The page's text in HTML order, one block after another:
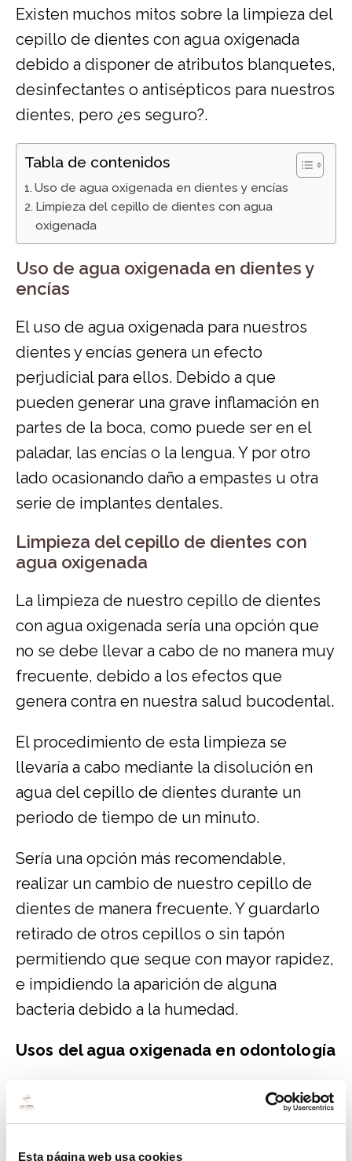
Esta página web usa cookies
Existen muchos mitos sobre la limpieza del
cepillo de dientes con agua oxigenada
debido a disponer de atributos blanquetes,
desinfectantes o antisépticos para nuestros
dientes, pero ¿es seguro?.
Tabla de contenidos
​Uso de agua oxigenada en dientes y encías
Limpieza del cepillo de dientes con agua
oxigenada
​Uso de agua oxigenada en dientes y
encías
El uso de agua oxigenada para nuestros
dientes y encías genera un efecto
perjudicial para ellos. Debido a que
pueden generar una grave inflamación en
partes de la boca, como puede ser en el
paladar, las encías o la lengua. Y por otro
lado ocasionando daño a empastes u otra
serie de implantes dentales.
Limpieza del cepillo de dientes con
agua oxigenada
La limpieza de nuestro cepillo de dientes
con agua oxigenada sería una opción que
no se debe llevar a cabo de no manera muy
frecuente, debido a los efectos que
genera contra en nuestra salud bucodental.
El procedimiento de esta limpieza se
llevaría a cabo mediante la disolución en
agua del cepillo de dientes durante un
periodo de tiempo de un minuto.
Sería una opción más recomendable,
realizar un cambio de nuestro cepillo de
dientes de manera frecuente. Y guardarlo
retirado de otros cepillos o sin tapón
permitiendo que seque con mayor rapidez,
e impidiendo la aparición de alguna
bacteria debido a la humedad.
Usos del agua oxigenada en odontología
Además de la desinfección del nuestro